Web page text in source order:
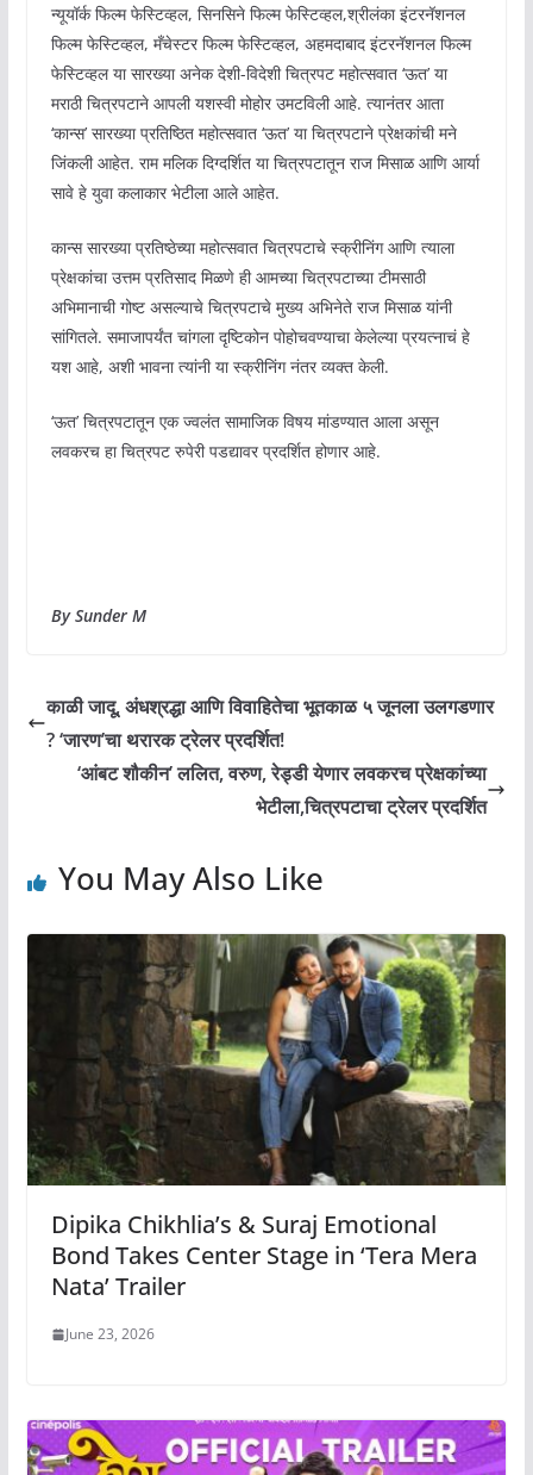
न्यूयॉर्क फिल्म फेस्टिव्हल, सिनसिने फिल्म फेस्टिव्हल,श्रीलंका इंटरनॅशनल
फिल्म फेस्टिव्हल, मँचेस्टर फिल्म फेस्टिव्हल, अहमदाबाद इंटरनॅशनल फिल्म
फेस्टिव्हल या सारख्या अनेक देशी-विदेशी चित्रपट महोत्सवात ‘ऊत’ या
मराठी चित्रपटाने आपली यशस्वी मोहोर उमटविली आहे. त्यानंतर आता
‘कान्स’ सारख्या प्रतिष्ठित महोत्सवात ‘ऊत’ या चित्रपटाने प्रेक्षकांची मने
जिंकली आहेत. राम मलिक दिग्दर्शित या चित्रपटातून राज मिसाळ आणि आर्या
सावे हे युवा कलाकार भेटीला आले आहेत.
कान्स सारख्या प्रतिष्ठेच्या महोत्सवात चित्रपटाचे स्क्रीनिंग आणि त्याला
प्रेक्षकांचा उत्तम प्रतिसाद मिळणे ही आमच्या चित्रपटाच्या टीमसाठी
अभिमानाची गोष्ट असल्याचे चित्रपटाचे मुख्य अभिनेते राज मिसाळ यांनी
सांगितले. समाजापर्यंत चांगला दृष्टिकोन पोहोचवण्याचा केलेल्या प्रयत्नाचं हे
यश आहे, अशी भावना त्यांनी या स्क्रीनिंग नंतर व्यक्त केली.
‘ऊत’ चित्रपटातून एक ज्वलंत सामाजिक विषय मांडण्यात आला असून
लवकरच हा चित्रपट रुपेरी पडद्यावर प्रदर्शित होणार आहे.
By Sunder M
काळी जादू, अंधश्रद्धा आणि विवाहितेचा भूतकाळ ५ जूनला उलगडणार
? ‘जारण’चा थरारक ट्रेलर प्रदर्शित!
‘आंबट शौकीन’ ललित, वरुण, रेड्डी येणार लवकरच प्रेक्षकांच्या
भेटीला,चित्रपटाचा ट्रेलर प्रदर्शित
You May Also Like
Dipika Chikhlia’s & Suraj Emotional
Bond Takes Center Stage in ‘Tera Mera
Nata’ Trailer
June 23, 2026